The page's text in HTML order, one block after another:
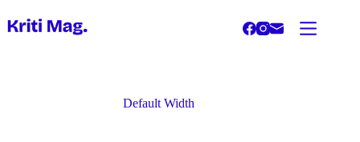
to
content
Default Width